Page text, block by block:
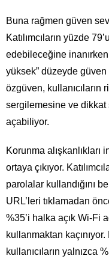
Buna rağmen güven
Katılımcıların yüzde
edebileceğine
yüksek” düzeyde güven
özgüven, kullanıcıların
sergilemesine ve
açabiliyor.
Korunma alışkanlıkları
ortaya çıkıyor.
parolalar kullandığını
URL’leri tıklamadan
%35’i halka açık Wi-Fi
kullanmaktan
kullanıcıların yalnızca